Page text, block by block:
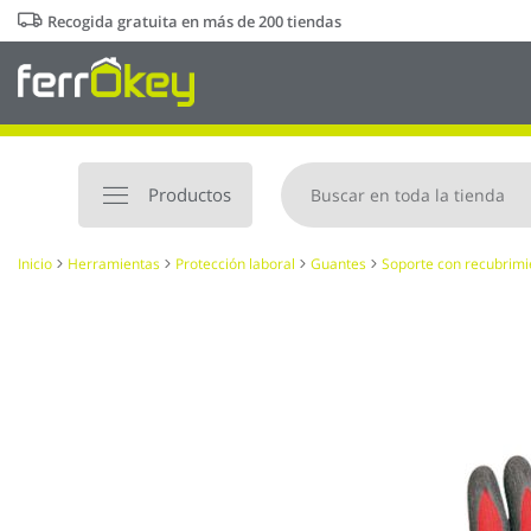
Ir
al
contenido
Recogida gratuita en más de 200 tiendas
Productos
Inicio Herramientas Protección laboral Guantes Soporte con